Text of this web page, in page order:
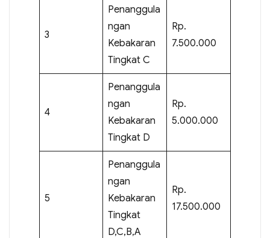
3
Penanggula
ngan
Kebakaran
Tingkat C
Rp.
7.500.000
4
Penanggula
ngan
Kebakaran
Tingkat D
Rp.
5.000.000
5
Penanggula
ngan
Kebakaran
Tingkat
D,C,B,A
Rp.
17.500.000